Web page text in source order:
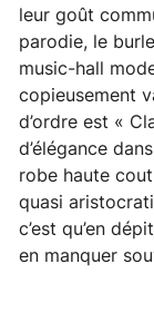
leur goût
parodie, le
music-hall
copieusement
d’ordre est «
d’élégance
robe haute
quasi
c’est qu’en
en manquer